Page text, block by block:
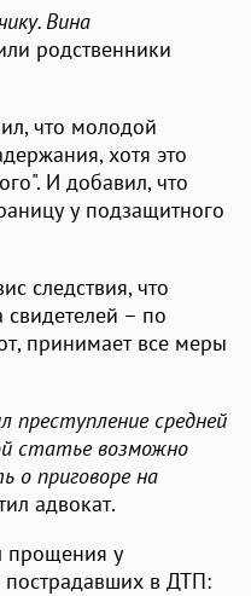
Вина
родственники
что молодой
хотя это
И добавил, что
у подзащитного
следствия, что
свидетелей – по
принимает все меры
средней
статье возможно
о приговоре на
адвокат.
прощения у
в ДТП: